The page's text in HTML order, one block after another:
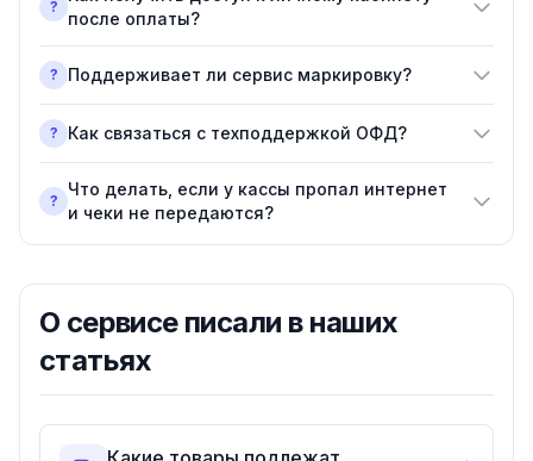
?
после оплаты?
? Поддерживает ли сервис маркировку?
? Как связаться с техподдержкой ОФД?
?
Что делать, если у кассы пропал интернет
и чеки не передаются?
О сервисе писали в наших
статьях